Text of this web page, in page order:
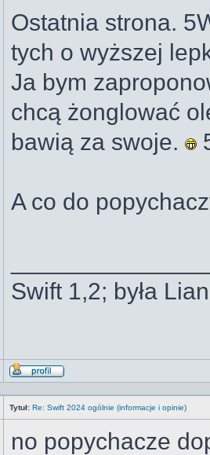
Ostatnia strona.
tych o wyższej
Ja bym
chcą żonglować
bawią za swoje.
A co do
Swift 1,2; była
Wyświetl
Tytuł: Re: Swift 2024 ogólnie (informacje i opinie)
no popychacze